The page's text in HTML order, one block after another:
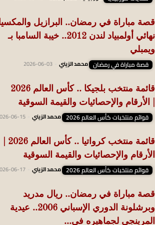
قصة مباراة في رمضان.. البرازيل
نهائي أولمبياد لندن 2012.. خيبة السامبا بـ
ويمبلي
قصة مباراة في رمضان محمد الزيني 2026-06-03
قائمة منتخب بلجيكا .. كأس العالم 2026
| الأرقام والإحصائيات والقيمة السوقية
قوائم منتخبات كأس العالم 2026 محمد الزيني 06-15
الأرقام والإحصائيات والقيمة السوقية
قوائم منتخبات كأس العالم 2026 محمد الزيني 06-17
قصة مباراة في رمضان.. ريال مدريد
وبرشلونة الدوري الإسباني 2006.. عيدية
المرينجي لجماهيره في...